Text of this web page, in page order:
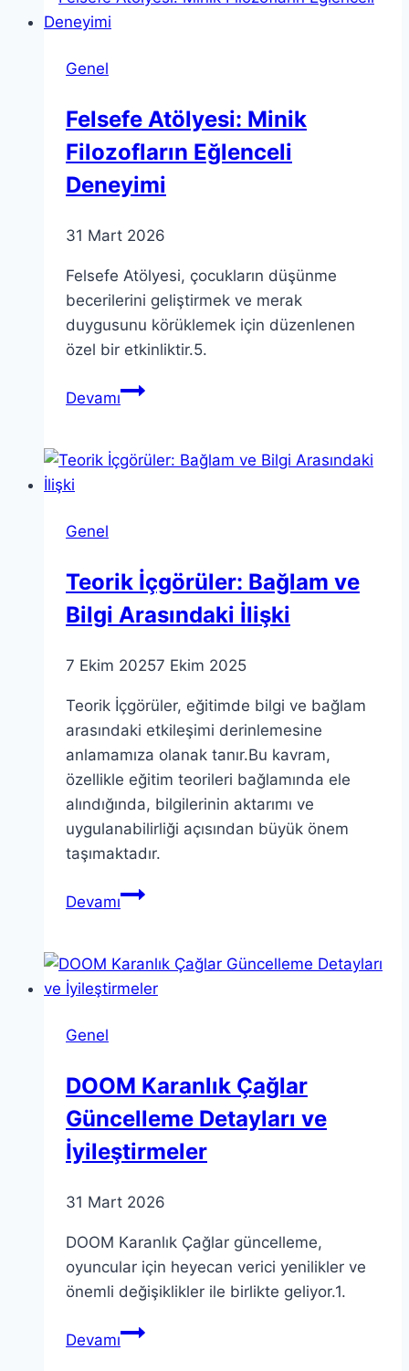
Genel
Felsefe Atölyesi: Minik
Filozofların Eğlenceli
Deneyimi
31 Mart 2026
Felsefe Atölyesi, çocukların düşünme
becerilerini geliştirmek ve merak
duygusunu körüklemek için düzenlenen
özel bir etkinliktir.5.
DevamıFelsefe
Filozofların
Genel
Teorik İçgörüler: Bağlam ve
Bilgi Arasındaki İlişki
7 Ekim 20257 Ekim 2025
Teorik İçgörüler, eğitimde bilgi ve bağlam
arasındaki etkileşimi derinlemesine
anlamamıza olanak tanır.Bu kavram,
özellikle eğitim teorileri bağlamında ele
alındığında, bilgilerinin aktarımı ve
uygulanabilirliği açısından büyük önem
taşımaktadır.
DevamıTeorik
ve
Bilgi
Genel
DOOM Karanlık Çağlar
Güncelleme Detayları ve
İyileştirmeler
31 Mart 2026
DOOM Karanlık Çağlar güncelleme,
oyuncular için heyecan verici yenilikler ve
önemli değişiklikler ile birlikte geliyor.1.
DevamıDOOM